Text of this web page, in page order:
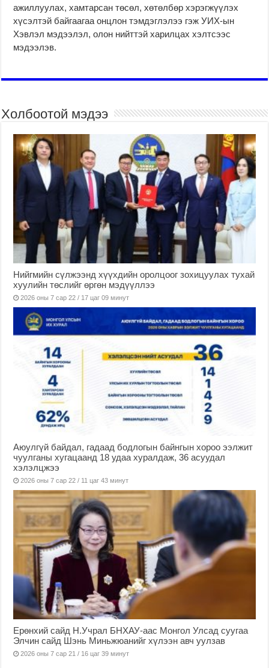
ажиллуулах, хамтарсан төсөл, хөтөлбөр хэрэгжүүлэх
хүсэлтэй байгаагаа онцлон тэмдэглэлээ гэж УИХ-ын
Хэвлэл мэдээлэл, олон нийттэй харилцах хэлтсээс
мэдээлэв.
Холбоотой мэдээ
Нийгмийн сүлжээнд хүүхдийн оролцоог зохицуулах тухай
хуулийн төслийг өргөн мэдүүллээ
2026 оны 7 сар 22 / 17 цаг 09 минут
Аюулгүй байдал, гадаад бодлогын байнгын хороо ээлжит
чуулганы хугацаанд 18 удаа хуралдаж, 36 асуудал
хэлэлцжээ
2026 оны 7 сар 22 / 11 цаг 43 минут
Ерөнхий сайд Н.Учрал БНХАУ-аас Монгол Улсад суугаа
Элчин сайд Шэнь Миньжюанийг хүлээн авч уулзав
2026 оны 7 сар 21 / 16 цаг 39 минут